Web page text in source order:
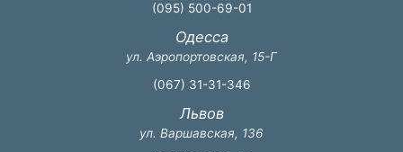
(095) 500-69-01
Одесса
ул. Аэропортовская, 15-Г
(067) 31-31-346
Львов
ул. Варшавская, 136